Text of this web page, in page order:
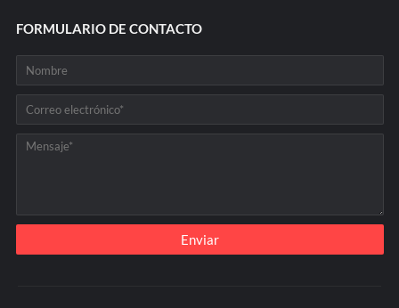
FORMULARIO DE CONTACTO